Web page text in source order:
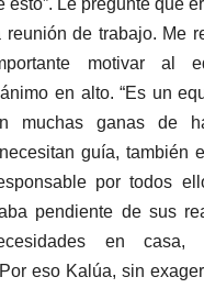
esto”. Le pregunté qué
reunión de trabajo. Me
motivar al
en alto. “Es un
muchas ganas de
guía, también
por todos
pendiente de sus
en casa,
eso Kalúa, sin